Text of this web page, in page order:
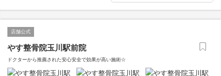
店舗公式
やす整骨院玉川駅前院
ドクターから推薦された安心安全で効果が高い施術☆